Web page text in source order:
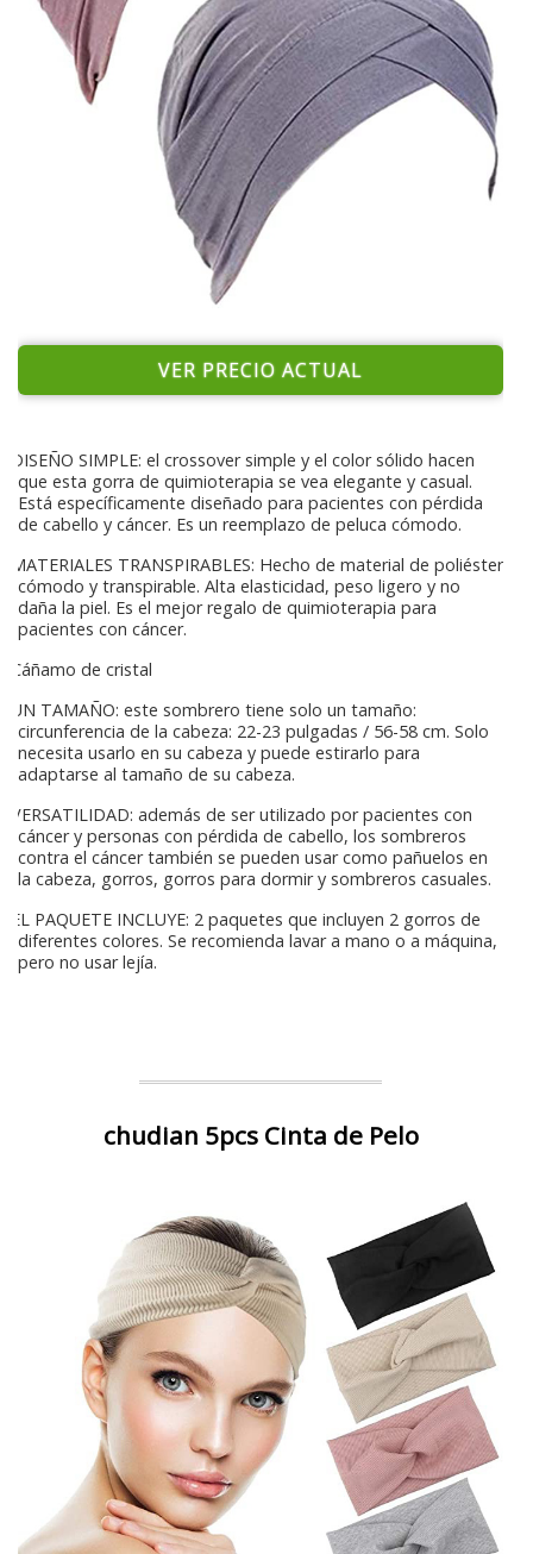
VER PRECIO ACTUAL
DISEÑO SIMPLE: el crossover simple y el color sólido hacen
que esta gorra de quimioterapia se vea elegante y casual.
Está específicamente diseñado para pacientes con pérdida
de cabello y cáncer. Es un reemplazo de peluca cómodo.
MATERIALES TRANSPIRABLES: Hecho de material de poliéster
cómodo y transpirable. Alta elasticidad, peso ligero y no
daña la piel. Es el mejor regalo de quimioterapia para
pacientes con cáncer.
Cáñamo de cristal
UN TAMAÑO: este sombrero tiene solo un tamaño:
circunferencia de la cabeza: 22-23 pulgadas / 56-58 cm. Solo
necesita usarlo en su cabeza y puede estirarlo para
adaptarse al tamaño de su cabeza.
VERSATILIDAD: además de ser utilizado por pacientes con
cáncer y personas con pérdida de cabello, los sombreros
contra el cáncer también se pueden usar como pañuelos en
la cabeza, gorros, gorros para dormir y sombreros casuales.
EL PAQUETE INCLUYE: 2 paquetes que incluyen 2 gorros de
diferentes colores. Se recomienda lavar a mano o a máquina,
pero no usar lejía.
chudian 5pcs Cinta de Pelo